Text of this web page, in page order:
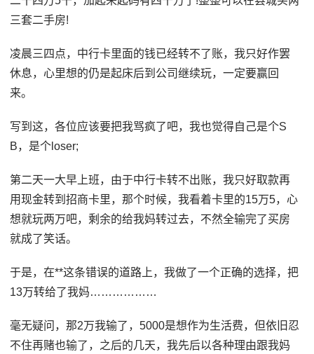
三套二手房!
凌晨三四点，中行卡里面的钱已经转不了账，我只好作罢
休息，心里想的仍是起床后到公司继续玩，一定要赢回
来。
写到这，各位应该要把我骂疯了吧，我也觉得自己是个S
B，是个loser;
第二天一大早上班，由于中行卡转不出账，我只好取款再
用现金转到招商卡里，那个时候，我看着卡里的15万5，心
想就玩两万吧，剩余的给我妈转过去，不然全输完了买房
就成了笑话。
于是，在**这条错误的道路上，我做了一个正确的选择，把
13万转给了我妈………………
毫无疑问，那2万我输了，5000是想作为生活费，但依旧忍
不住再赌也输了，之后的几天，我先后以各种理由跟我妈